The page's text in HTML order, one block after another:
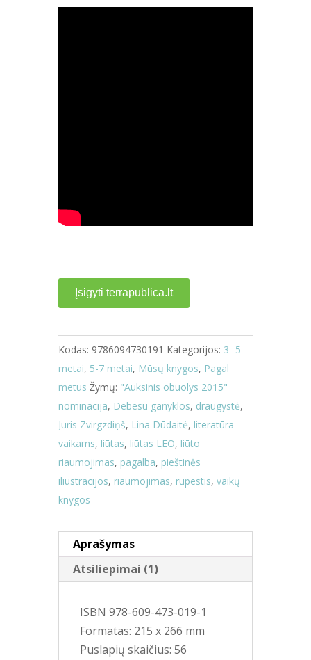
Įsigyti terrapublica.lt
Kodas: 9786094730191 Kategorijos: 3 -5
metai, 5-7 metai, Mūsų knygos, Pagal
metus Žymų: "Auksinis obuolys 2015"
nominacija, Debesu ganyklos, draugystė,
Juris Zvirgzdiņš, Lina Dūdaitė, literatūra
vaikams, liūtas, liūtas LEO, liūto
riaumojimas, pagalba, pieštinės
iliustracijos, riaumojimas, rūpestis, vaikų
knygos
Aprašymas
Atsiliepimai (1)
ISBN 978-609-473-019-1
Formatas: 215 x 266 mm
Puslapių skaičius: 56